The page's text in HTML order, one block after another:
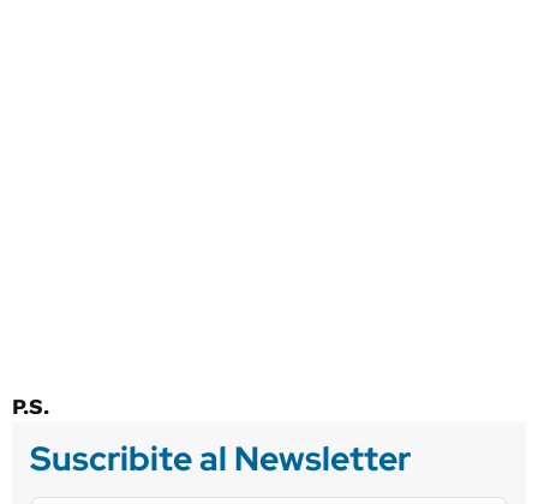
P.S.
Suscribite al Newsletter